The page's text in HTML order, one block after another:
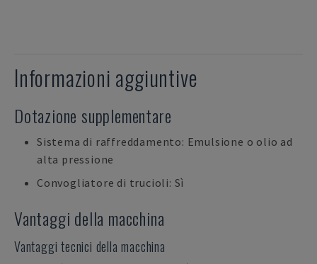
Informazioni aggiuntive
Dotazione supplementare
Sistema di raffreddamento: Emulsione o olio ad
alta pressione
Convogliatore di trucioli: Sì
Vantaggi della macchina
Vantaggi tecnici della macchina